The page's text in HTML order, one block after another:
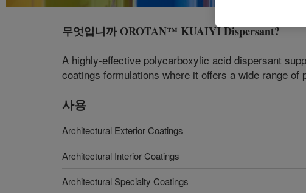
무엇입니까OROTAN™ KUAIYI Dispersant?
A highly-effective polycarboxylic acid dispersant
coatings formulations where it offers a wide range of
사용
Architectural Exterior Coatings
Architectural Interior Coatings
Architectural Specialty Coatings